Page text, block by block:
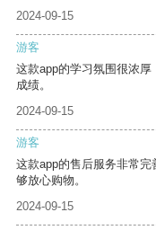
2024-09-15
游客
这款app的学习氛围很浓
成绩。
2024-09-15
游客
这款app的售后服务非常
够放心购物。
2024-09-15